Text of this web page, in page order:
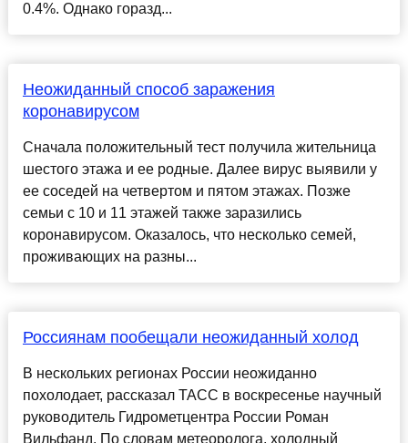
0.4%. Однако горазд...
Неожиданный способ заражения
коронавирусом
Сначала положительный тест получила жительница
шестого этажа и ее родные. Далее вирус выявили у
ее соседей на четвертом и пятом этажах. Позже
семьи с 10 и 11 этажей также заразились
коронавирусом. Оказалось, что несколько семей,
проживающих на разны...
Россиянам пообещали неожиданный холод
В нескольких регионах России неожиданно
похолодает, рассказал ТАСС в воскресенье научный
руководитель Гидрометцентра России Роман
Вильфанд. По словам метеоролога, холодный